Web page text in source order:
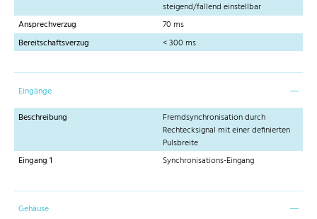
steigend/fallend einstellbar
Ansprechverzug
70 ms
Bereitschaftsverzug
< 300 ms
Eingänge
Beschreibung
Fremdsynchronisation durch
Rechtecksignal mit einer definierten
Pulsbreite
Eingang 1
Synchronisations-Eingang
Gehäuse